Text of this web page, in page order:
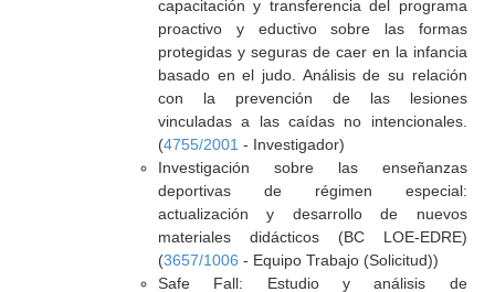
capacitación y transferencia del programa
proactivo y eductivo sobre las formas
protegidas y seguras de caer en la infancia
basado en el judo. Análisis de su relación
con la prevención de las lesiones
vinculadas a las caídas no intencionales.
(4755/2001 - Investigador)
Investigación sobre las enseñanzas
deportivas de régimen especial:
actualización y desarrollo de nuevos
materiales didácticos (BC LOE-EDRE)
(3657/1006 - Equipo Trabajo (Solicitud))
Safe Fall: Estudio y análisis de